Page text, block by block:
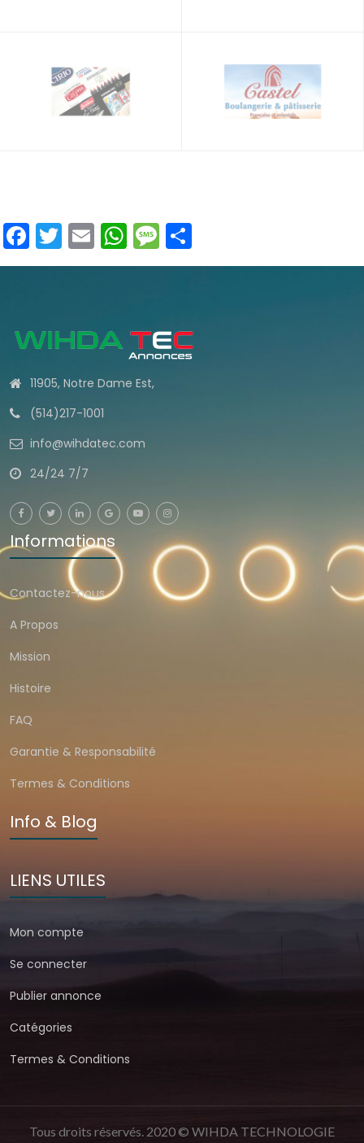
Facebook
Twitter
EmailWhatsApp
Message
11905, Notre Dame Est,
(514)217-1001
info@wihdatec.com
24/24 7/7
Informations
Contactez-nous
A Propos
Mission
Histoire
FAQ
Garantie & Responsabilité
Termes & Conditions
Info & Blog
LIENS UTILES
Mon compte
Se connecter
Publier annonce
Catégories
Termes & Conditions
Tous droits réservés. 2020 © WIHDA TECHNOLOGIE